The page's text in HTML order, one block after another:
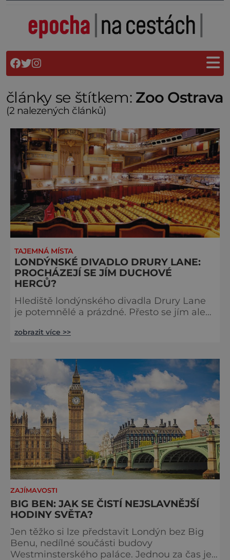
články se štítkem: Zoo Ostrava
(2 nalezených článků)
TAJEMNÁ MÍSTA
LONDÝNSKÉ DIVADLO DRURY LANE:
PROCHÁZEJÍ SE JÍM DUCHOVÉ
HERCŮ?
Hlediště londýnského divadla Drury Lane
je potemnělé a prázdné. Přesto se jím ale
jakési mumlání, z nedaleké chodby čísi
totiž údajně straší. Stavbu londýnského
divadla Drury Lane dotoval bohatý herec a
divadelník ze 17. století jménem Thomas
zobrazit více >>
ZAJÍMAVOSTI
BIG BEN: JAK SE ČISTÍ NEJSLAVNĚJŠÍ
HODINY SVĚTA?
Jen těžko si lze představit Londýn bez Big
Benu, nedílné součásti budovy
Westminsterského paláce. Jednou za čas je